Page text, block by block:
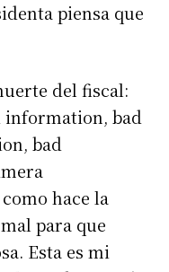
piensa que
del fiscal:
information, bad
bad
hace la
para que
Esta es mi